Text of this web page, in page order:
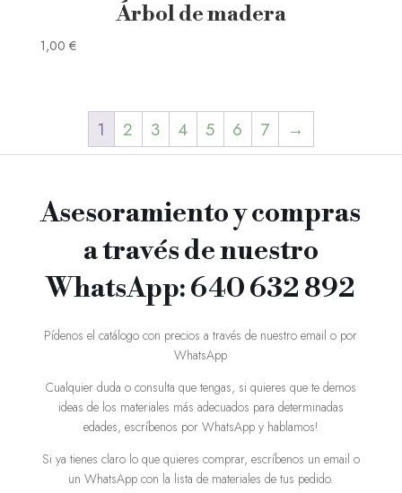
Árbol de madera
1,00 €
1 2 3 4 5 6 7 →
Asesoramiento y compras
a través de nuestro
WhatsApp: 640 632 892
Pídenos el catálogo con precios a través de nuestro email o por
WhatsApp
Cualquier duda o consulta que tengas, si quieres que te demos
ideas de los materiales más adecuados para determinadas
edades, escríbenos por WhatsApp y hablamos!
Si ya tienes claro lo que quieres comprar, escríbenos un email o
un WhatsApp con la lista de materiales de tus pedido.